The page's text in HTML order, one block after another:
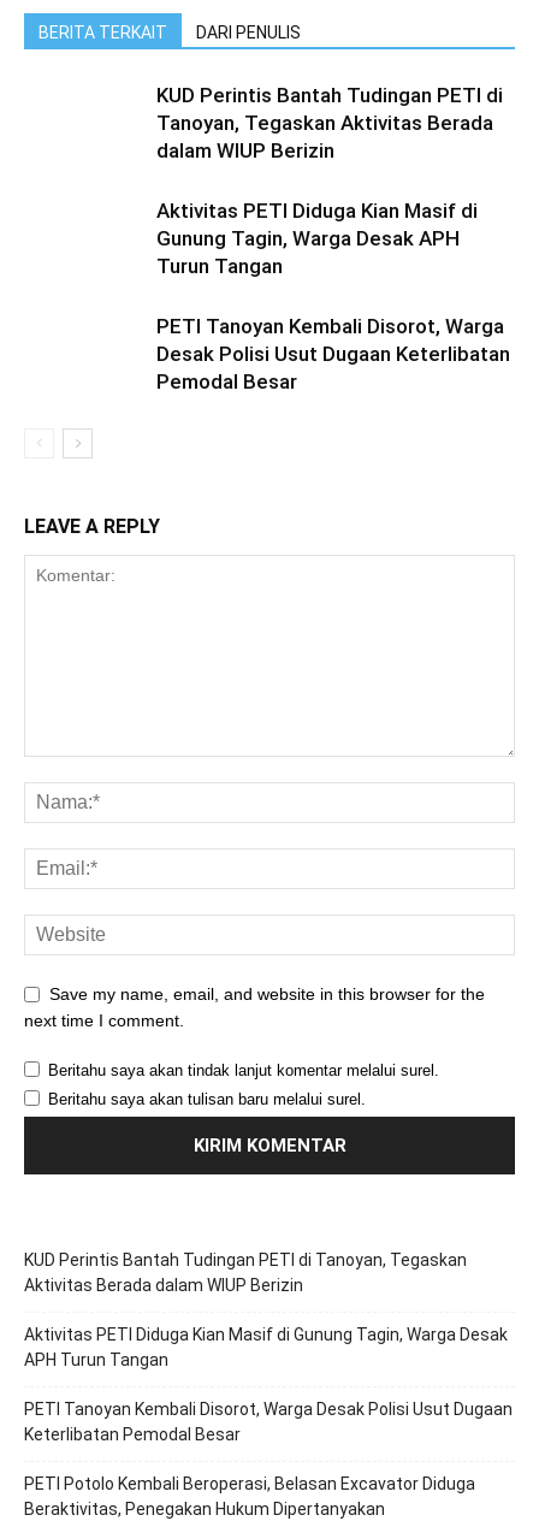
BERITA TERKAIT DARI PENULIS
KUD Perintis Bantah Tudingan PETI di
Tanoyan, Tegaskan Aktivitas Berada
dalam WIUP Berizin
Aktivitas PETI Diduga Kian Masif di
Gunung Tagin, Warga Desak APH
Turun Tangan
PETI Tanoyan Kembali Disorot, Warga
Desak Polisi Usut Dugaan Keterlibatan
Pemodal Besar
LEAVE A REPLY
Save my name, email, and website in this browser for the
next time I comment.
Beritahu saya akan tindak lanjut komentar melalui surel.
Beritahu saya akan tulisan baru melalui surel.
KUD Perintis Bantah Tudingan PETI di Tanoyan, Tegaskan
Aktivitas Berada dalam WIUP Berizin
Aktivitas PETI Diduga Kian Masif di Gunung Tagin, Warga Desak
APH Turun Tangan
PETI Tanoyan Kembali Disorot, Warga Desak Polisi Usut Dugaan
Keterlibatan Pemodal Besar
PETI Potolo Kembali Beroperasi, Belasan Excavator Diduga
Beraktivitas, Penegakan Hukum Dipertanyakan